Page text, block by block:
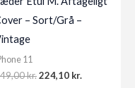
– Sort/Grå –
11
kr.Original
224,10 kr.